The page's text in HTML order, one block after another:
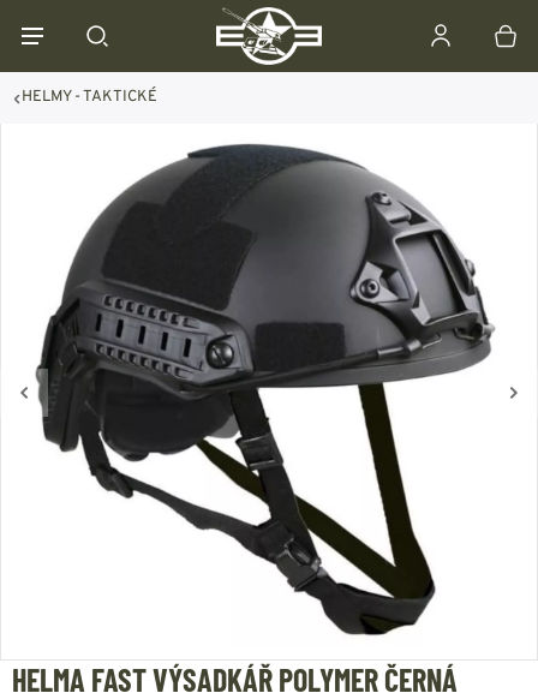
HELMY - TAKTICKÉ
HELMA FAST VÝSADKÁŘ POLYMER ČERNÁ